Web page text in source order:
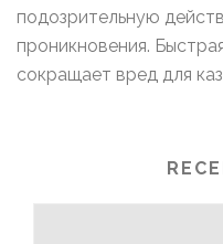
подозрительную
проникновения.
сокращает вред для